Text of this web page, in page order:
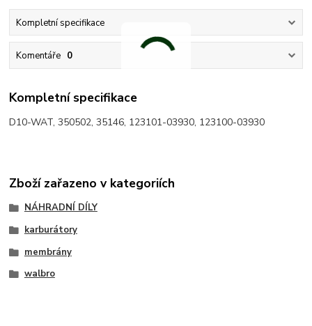
Kompletní specifikace
Komentáře 0
Kompletní specifikace
D10-WAT, 350502, 35146, 123101-03930, 123100-03930
Zboží zařazeno v kategoriích
NÁHRADNÍ DÍLY
karburátory
membrány
walbro